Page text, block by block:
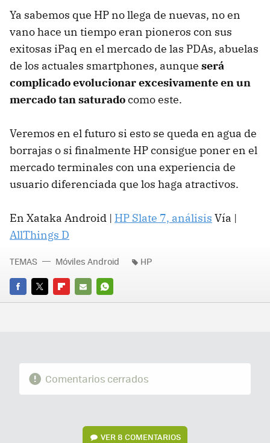
Ya sabemos que HP no llega de nuevas, no en
vano hace un tiempo eran pioneros con sus
exitosas iPaq en el mercado de las PDAs, abuelas
de los actuales smartphones, aunque será
complicado evolucionar excesivamente en un
mercado tan saturadocomo este.
Veremos en el futuro si esto se queda en agua de
borrajas o si finalmente HP consigue poner en el
mercado terminales con una experiencia de
usuario diferenciada que los haga atractivos.
En Xataka Android | HP Slate 7, análisis Vía |
AllThings D
FACEBOOK
TWITTERFLIPBOARD
E-
WHATSAPP
TEMAS Móviles Android HP
Comentarios cerrados
VER8 COMENTARIOS